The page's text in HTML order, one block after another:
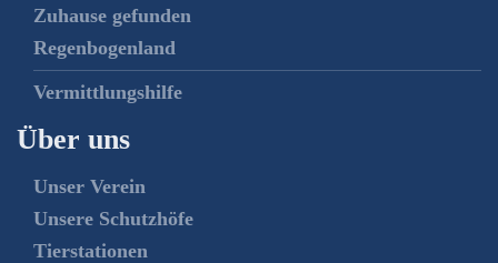
Zuhause gefunden
Regenbogenland
Vermittlungshilfe
Über uns
Unser Verein
Unsere Schutzhöfe
Tierstationen